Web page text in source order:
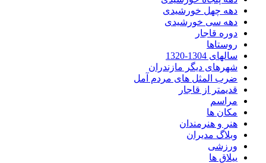
دهه چهل خورشیدی
دهه سی خورشیدی
دوره قاجار
روستاها
سالهای 1304-1320
شهرهای دیگر مازندران
ضرب المثل های مردم آمل
قدیمتر از قاجار
مراسم
مکان ها
هنر و هنرمندان
وبلاگ مدیران
ورزشی
ییلاق ها